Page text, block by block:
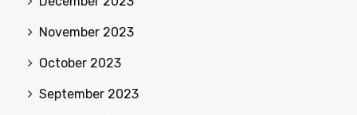
November 2023
October 2023
September 2023